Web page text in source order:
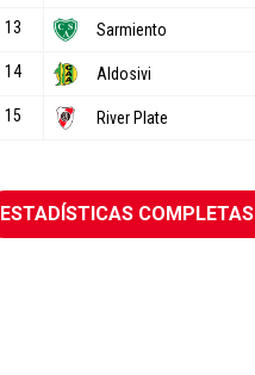
ESTADÍSTICAS COMPLETAS